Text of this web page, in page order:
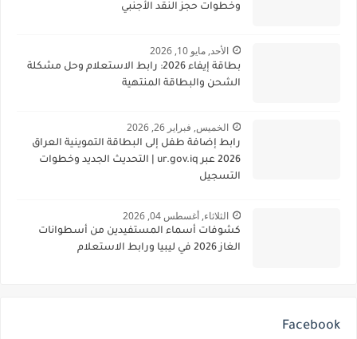
وخطوات حجز النقد الأجنبي
الأحد, مايو 10, 2026
بطاقة إيفاء 2026: رابط الاستعلام وحل مشكلة
الشحن والبطاقة المنتهية
الخميس, فبراير 26, 2026
رابط إضافة طفل إلى البطاقة التموينية العراق
2026 عبر ur.gov.iq | التحديث الجديد وخطوات
التسجيل
الثلاثاء, أغسطس 04, 2026
كشوفات أسماء المستفيدين من أسطوانات
الغاز 2026 في ليبيا ورابط الاستعلام
Facebook